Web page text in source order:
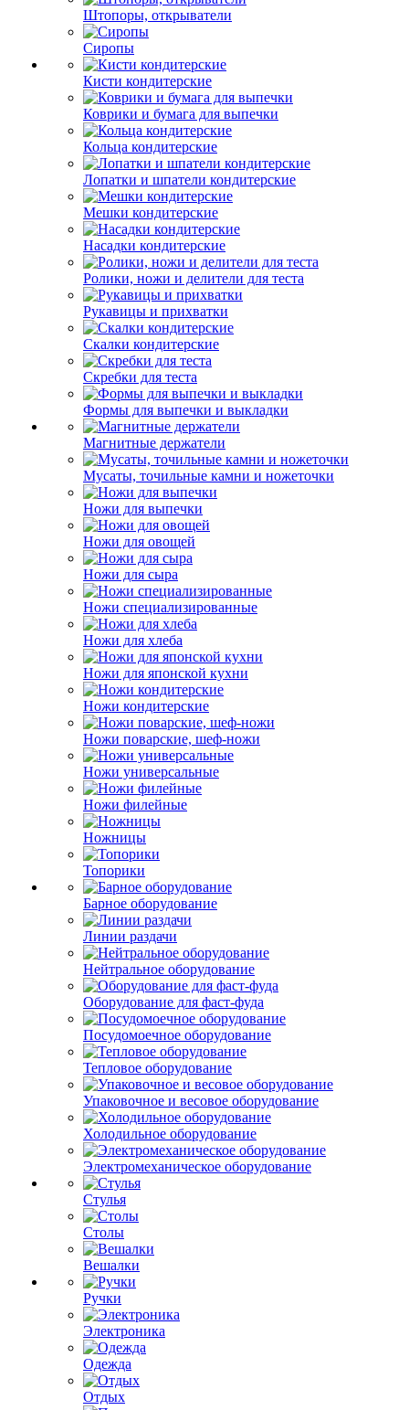
Штопоры, открыватели
Сиропы
Кисти кондитерские
Коврики и бумага для выпечки
Кольца кондитерские
Лопатки и шпатели кондитерские
Мешки кондитерские
Насадки кондитерские
Ролики, ножи и делители для теста
Рукавицы и прихватки
Скалки кондитерские
Скребки для теста
Формы для выпечки и выкладки
Магнитные держатели
Мусаты, точильные камни и ножеточки
Ножи для выпечки
Ножи для овощей
Ножи для сыра
Ножи специализированные
Ножи для хлеба
Ножи для японской кухни
Ножи кондитерские
Ножи поварские, шеф-ножи
Ножи универсальные
Ножи филейные
Ножницы
Топорики
Барное оборудование
Линии раздачи
Нейтральное оборудование
Оборудование для фаст-фуда
Посудомоечное оборудование
Тепловое оборудование
Упаковочное и весовое оборудование
Холодильное оборудование
Электромеханическое оборудование
Стулья
Столы
Вешалки
Ручки
Электроника
Одежда
Отдых